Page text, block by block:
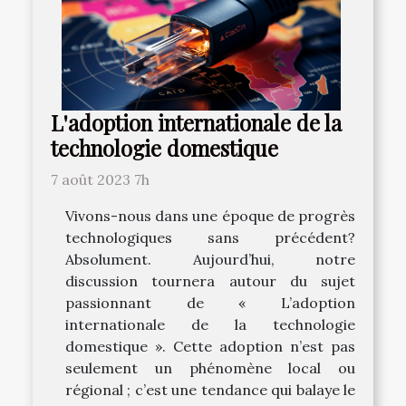
L'adoption internationale de la
technologie domestique
7 août 2023 7h
Vivons-nous dans une époque de progrès
technologiques sans précédent?
Absolument. Aujourd’hui, notre
discussion tournera autour du sujet
passionnant de « L’adoption
internationale de la technologie
domestique ». Cette adoption n’est pas
seulement un phénomène local ou
régional ; c’est une tendance qui balaye le